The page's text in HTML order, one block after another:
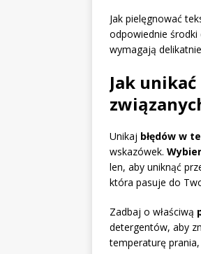
Jak pielęgnować
odpowiednie środki
wymagają
Jak
Unikaj błędów w
wskazówek.
len, aby uniknąć
która pasuje do
Zadbaj o właściwą
detergentów, aby
temperaturę